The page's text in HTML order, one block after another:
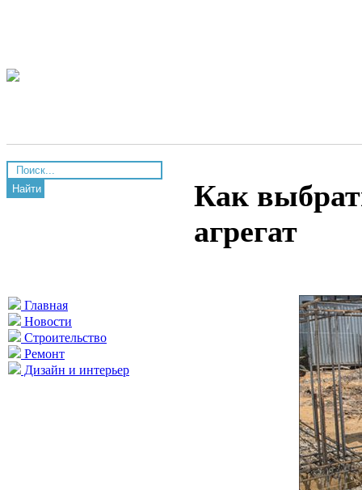
Найти
Главная
Новости
Строительство
Ремонт
Дизайн и интерьер
Как
агрегат